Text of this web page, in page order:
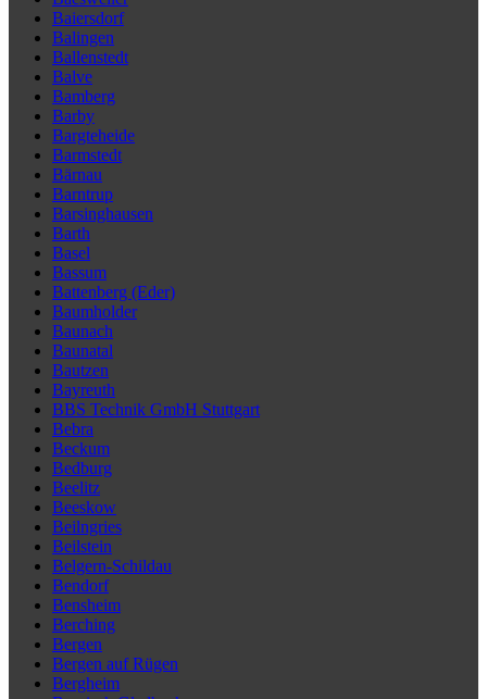
Baiersdorf
Balingen
Ballenstedt
Balve
Bamberg
Barby
Bargteheide
Barmstedt
Bärnau
Barntrup
Barsinghausen
Barth
Basel
Bassum
Battenberg (Eder)
Baumholder
Baunach
Baunatal
Bautzen
Bayreuth
BBS Technik GmbH Stuttgart
Bebra
Beckum
Bedburg
Beelitz
Beeskow
Beilngries
Beilstein
Belgern-Schildau
Bendorf
Bensheim
Berching
Bergen
Bergen auf Rügen
Bergheim